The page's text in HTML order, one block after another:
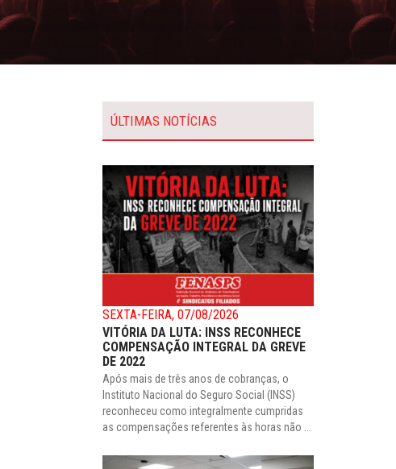
ÚLTIMAS NOTÍCIAS
SEXTA-FEIRA, 07/08/2026
VITÓRIA DA LUTA: INSS RECONHECE
COMPENSAÇÃO INTEGRAL DA GREVE
DE 2022
Após mais de três anos de cobranças, o
Instituto Nacional do Seguro Social (INSS)
reconheceu como integralmente cumpridas
as compensações referentes às horas não ...